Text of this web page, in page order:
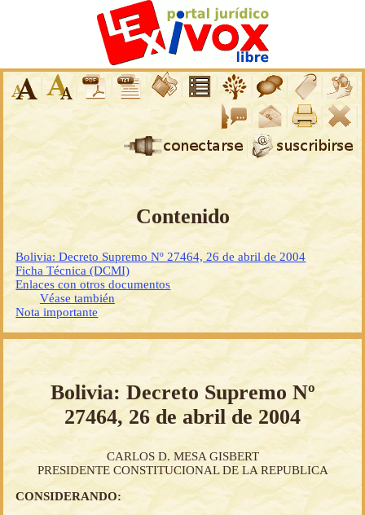
Contenido
Bolivia: Decreto Supremo Nº 27464, 26 de abril de 2004
Ficha Técnica (DCMI)
Enlaces con otros documentos
Véase también
Nota importante
Bolivia: Decreto Supremo Nº
27464, 26 de abril de 2004
CARLOS D. MESA GISBERT
PRESIDENTE CONSTITUCIONAL DE LA REPUBLICA
CONSIDERANDO: